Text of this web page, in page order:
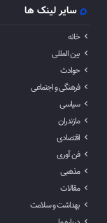
سایر لینک ها
خانه
بین المللی
حوادث
فرهنگی و اجتماعی
سیاسی
مازندران
اقتصادی
فن آوری
مذهبی
مقالات
بهداشت و سلامت